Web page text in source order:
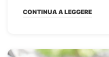
CONTINUA A LEGGERE